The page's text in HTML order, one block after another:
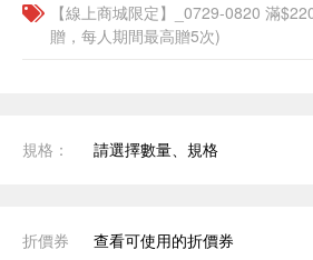
【線上商城限定】_0729-0820 滿
贈，每人期間最高贈5次)
規格： 請選擇數量、規格
折價券 查看可使用的折價券